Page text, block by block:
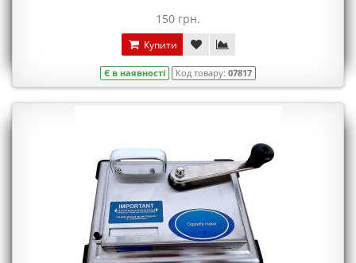
150 грн.
Купити
Є в наявності Код товару: 07817